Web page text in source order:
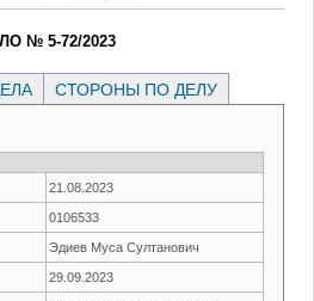
№ 5-72/2023
СТОРОНЫ ПО ДЕЛУ
21.08.2023
0106533
Эдиев Муса Султанович
29.09.2023